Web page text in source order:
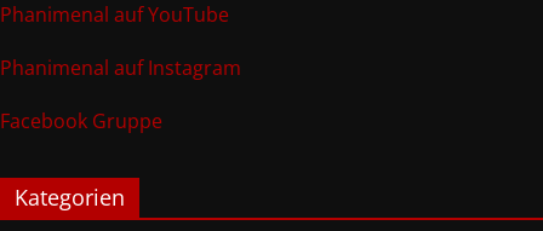
Phanimenal auf YouTube
Phanimenal auf Instagram
Facebook Gruppe
Kategorien